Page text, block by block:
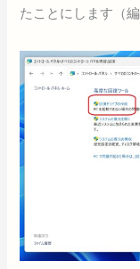
たことにします（